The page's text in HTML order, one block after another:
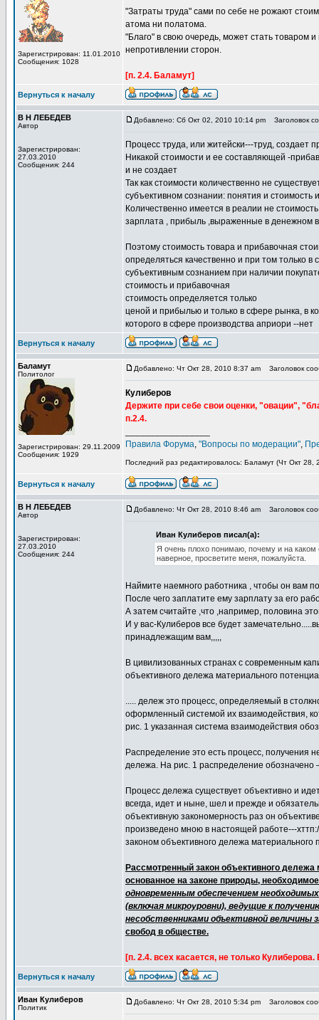
Зарегистрирован: 11.01.2010
Сообщения: 1028
"Затраты труда" сами по себе не рожают
атома ни полатома.
"Благо" в свою очередь, может стать товаром
непротивлении сторон.
[п. 2.4. Баламут]
Вернуться к началу
В Н ЛЕБЕДЕВ
Автор
Зарегистрирован:
27.03.2010
Сообщения: 244
Добавлено: Сб Окт 02, 2010 10:14 pm Заголовок
Процесс труда, или житейски---труд, создает
Никакой стоимости и ее составляющей -
и не создает
Так как стоимости количественно не
субъективном сознании: понятия и стоимость
Количественно имеется в реалии не
зарплата , прибыль ,выраженные в денежном
Поэтому стоимость товара и прибавочная
определяться качественно и при том только
субъективным сознанием при наличии
стоимость и прибавочная
стоимость определяется только
ценой и прибылью и только в сфере рынка, в
которого в сфере производства априори --нет
Вернуться к началу
Баламут
Политолог
Зарегистрирован: 29.11.2009
Сообщения: 1929
Добавлено: Чт Окт 28, 2010 8:37 am Заголовок
Кулиберов
Держите при себе свои оценки, "овации",
п.2.4.
Правила Форума, "Вопросы по модерации",
Последний раз редактировалось: Баламут (Чт Окт 28,
Вернуться к началу
В Н ЛЕБЕДЕВ
Автор
Зарегистрирован:
27.03.2010
Сообщения: 244
Добавлено: Чт Окт 28, 2010 8:46 am Заголовок
Иван Кулиберов писал(а):
Я очень плохо понимаю, почему и на каком
наверное, просветите меня, пожалуйста.
Наймите наемного работника , чтобы он вам
После чего заплатите ему зарплату за его
А затем считайте ,что ,например, половина
И у вас-Кулиберов все будет
принадлежащим вам,,,,,
В цивилизованных странах с современным
объективного дележа материального
..... дележ это процесс, определяемый в
оформленный системой их взаимодействия,
рис. 1 указанная система взаимодействия
Распределение это есть процесс, получения
дележа. На рис. 1 распределение обозначено
Процесс дележа существует объективно и
всегда, идет и ныне, шел и прежде и
объективную закономерность раз он
произведено мною в настоящей работе---
законом объективного дележа материального
Рассмотренный закон объективного дележа
основанное на законе природы,
одновременным обеспечением
(включая микроуровни), ведущие к
несобственниками объективной величины
свобод в обществе.
[п. 2.4. всех касается, не только
Вернуться к началу
Иван Кулиберов
Политик
Добавлено: Чт Окт 28, 2010 5:34 pm Заголовок